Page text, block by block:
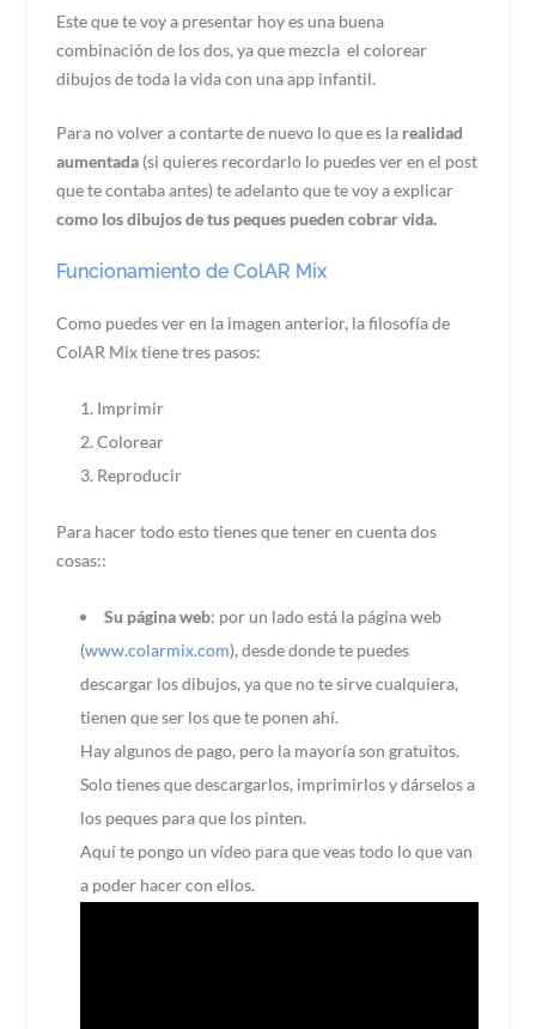
Este que te voy a presentar hoy es una buena
combinación de los dos, ya que mezcla el colorear
dibujos de toda la vida con una app infantil.
Para no volver a contarte de nuevo lo que es la realidad
aumentada (si quieres recordarlo lo puedes ver en el post
que te contaba antes) te adelanto que te voy a explicar
como los dibujos de tus peques pueden cobrar vida.
Funcionamiento de ColAR Mix
Como puedes ver en la imagen anterior, la filosofía de
ColAR Mix tiene tres pasos:
Imprimir
Colorear
Reproducir
Para hacer todo esto tienes que tener en cuenta dos
cosas::
Su página web: por un lado está la página web
(www.colarmix.com), desde donde te puedes
descargar los dibujos, ya que no te sirve cualquiera,
tienen que ser los que te ponen ahí.
Hay algunos de pago, pero la mayoría son gratuitos.
Solo tienes que descargarlos, imprimirlos y dárselos a
los peques para que los pinten.
Aquí te pongo un vídeo para que veas todo lo que van
a poder hacer con ellos.